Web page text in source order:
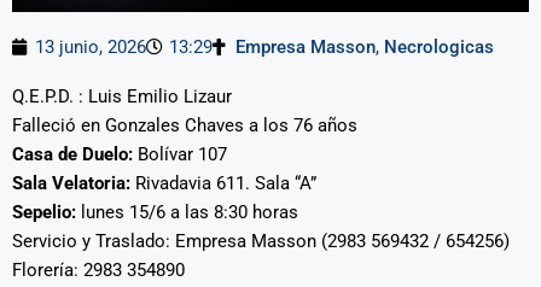
13 junio, 2026 13:29 Empresa Masson, Necrologicas
Q.E.P.D. : Luis Emilio Lizaur
Falleció en Gonzales Chaves a los 76 años
Casa de Duelo: Bolívar 107
Sala Velatoria: Rivadavia 611. Sala “A”
Sepelio: lunes 15/6 a las 8:30 horas
Servicio y Traslado: Empresa Masson (2983 569432 / 654256)
Florería: 2983 354890